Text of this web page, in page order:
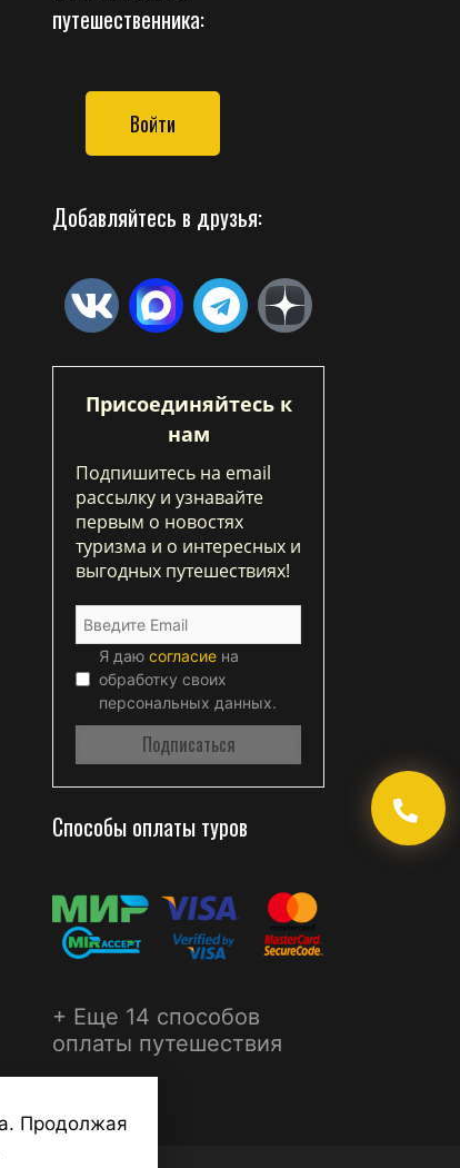
путешественника:
Войти
Добавляйтесь в друзья:
Присоединяйтесь к
нам
Подпишитесь на email
рассылку и узнавайте
первым о новостях
туризма и о интересных и
выгодных путешествиях!
Я даю согласие на
обработку своих
персональных данных.
Способы оплаты туров
+ Еще 14 способов
оплаты путешествия
Продолжая